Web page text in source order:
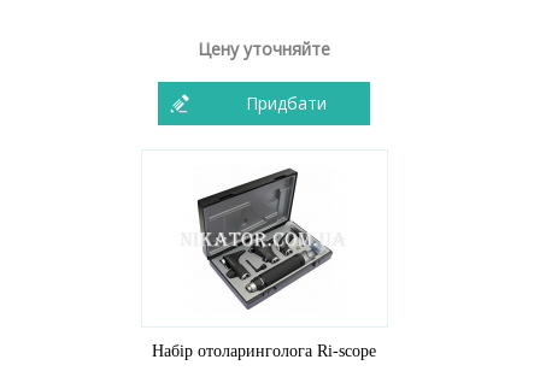
Цену уточняйте
Придбати
Набір отоларинголога Ri-scope